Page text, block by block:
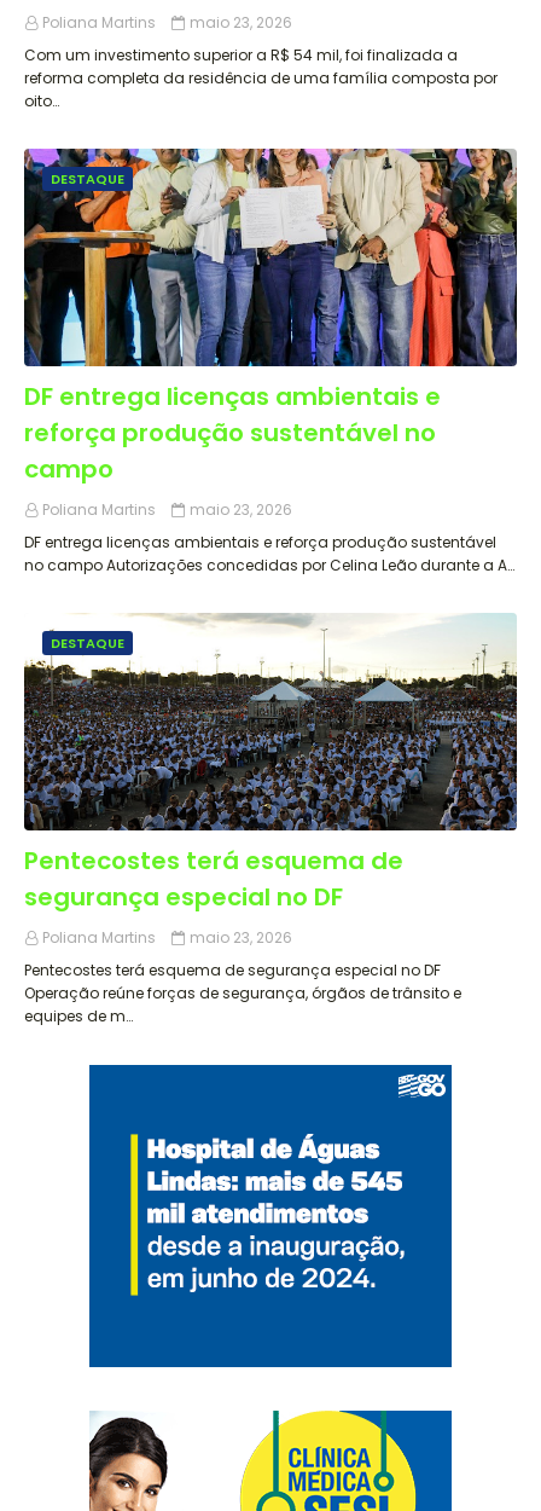
Poliana Martins
maio 23, 2026
Com um investimento superior a R$ 54 mil, foi finalizada a
reforma completa da residência de uma família composta por
oito…
DESTAQUE
DF entrega licenças ambientais e
reforça produção sustentável no
campo
Poliana Martins
maio 23, 2026
DF entrega licenças ambientais e reforça produção sustentável
no campo Autorizações concedidas por Celina Leão durante a A…
DESTAQUE
Pentecostes terá esquema de
segurança especial no DF
Poliana Martins
maio 23, 2026
Pentecostes terá esquema de segurança especial no DF
Operação reúne forças de segurança, órgãos de trânsito e
equipes de m…